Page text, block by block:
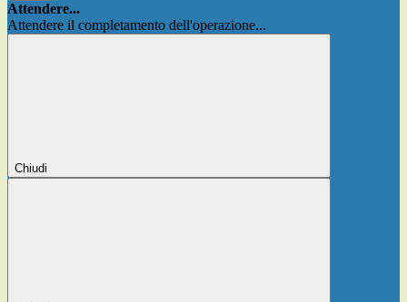
Attendere...
Attendere il completamento dell'operazione...
Chiudi